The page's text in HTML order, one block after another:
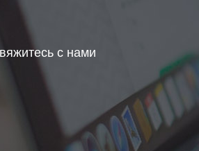
с нами